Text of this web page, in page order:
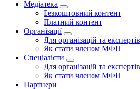
Медіатека
Безкоштовний контент
Платний контент
Організації
Для організацій та експертів
Як стати членом МФП
Спеціалісти
Для організацій та експертів
Як стати членом МФП
Партнери